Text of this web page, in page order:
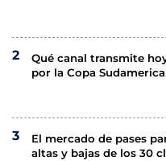
Qué canal transmite
por la Copa
El mercado de pases
altas y bajas de los 30